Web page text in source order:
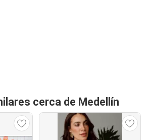
cerca de Medellín